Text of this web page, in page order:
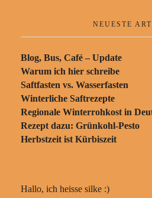
NEUESTE
Blog, Bus, Café – Update
Warum ich hier schreibe
Saftfasten vs. Wasserfasten
Winterliche Saftrezepte
Regionale Winterrohkost in
Rezept dazu: Grünkohl-Pesto
Herbstzeit ist Kürbiszeit
Hallo, ich heisse silke :)